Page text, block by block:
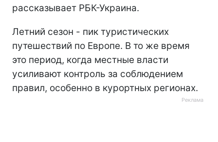
рассказывает РБК-Украина.
Летний сезон - пик туристических
путешествий по Европе. В то же время
это период, когда местные власти
усиливают контроль за соблюдением
правил, особенно в курортных регионах.